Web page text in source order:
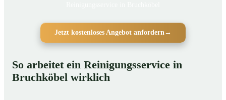
Jetzt kostenloses Angebot anfordern→
So arbeitet ein Reinigungsservice in
Bruchköbel wirklich